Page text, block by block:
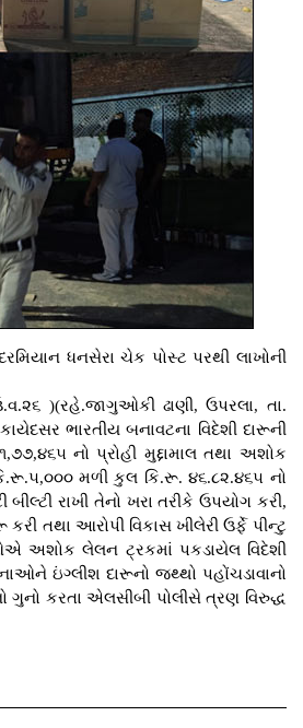
ધનસેરા ચેક પોસ્ટ પરથી લાખોની
)(રહે.જાગુઓકી ઢાણી, ઉપરલા, તા.
ભારતીય બનાવટના વિદેશી દારૂની
નો પ્રોહી મુદ્દામાલ તથા અશોક
મળી કુલ કિ.રૂ. ૪૬.૮૨.૪૬૫ નો
બીલ્ટી રાખી તેનો ખરા તરીકે ઉપયોગ કરી,
તથા આરોપી વિકાસ ખીલેરી ઉર્ફે પીન્ટુ
અશોક લેલન ટ્રકમાં પકડાયેલ વિદેશી
ઇંગ્લીશ દારૂનો જથ્થો પહોંચડાવાનો
કરતા એલસીબી પોલીસે ત્રણ વિરુદ્ધ